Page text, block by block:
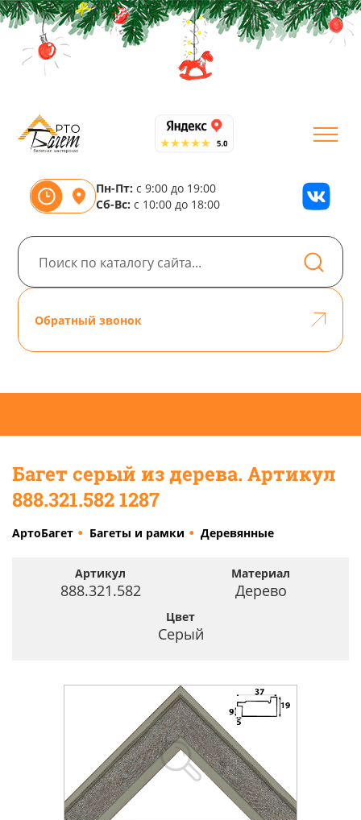
Пн-Пт: с 9:00 до 19:00
Сб-Вс: с 10:00 до 18:00
Обратный звонок
Багет серый из дерева. Артикул
888.321.582 1287
АртоБагет Багеты и рамки Деревянные
Артикул
888.321.582
Материал
Дерево
Цвет
Серый